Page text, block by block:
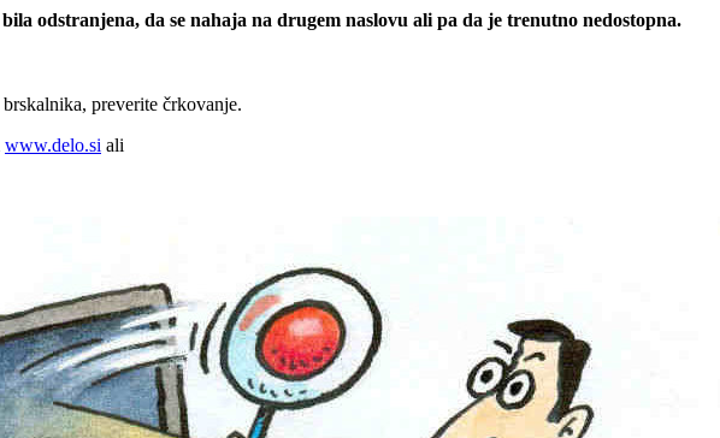
odstranjena, da se nahaja na drugem naslovu ali pa da je trenutno nedostopna.
preverite črkovanje.
www.delo.si ali